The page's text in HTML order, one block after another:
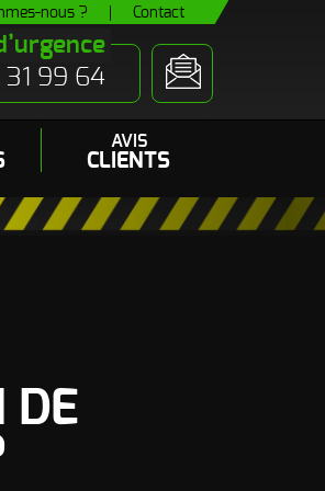
nous ? Contact
31 99 64
AVIS
CLIENTS
DE